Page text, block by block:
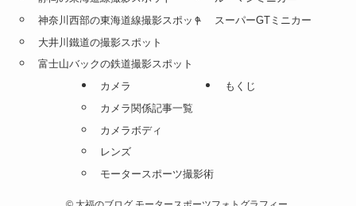
神奈川西部の東海道線撮影スポット
大井川鐵道の撮影スポット
富士山バックの鉄道撮影スポット
スーパーGTミニカー
カメラ
カメラ関係記事一覧
カメラボディ
レンズ
モータースポーツ撮影術
もくじ